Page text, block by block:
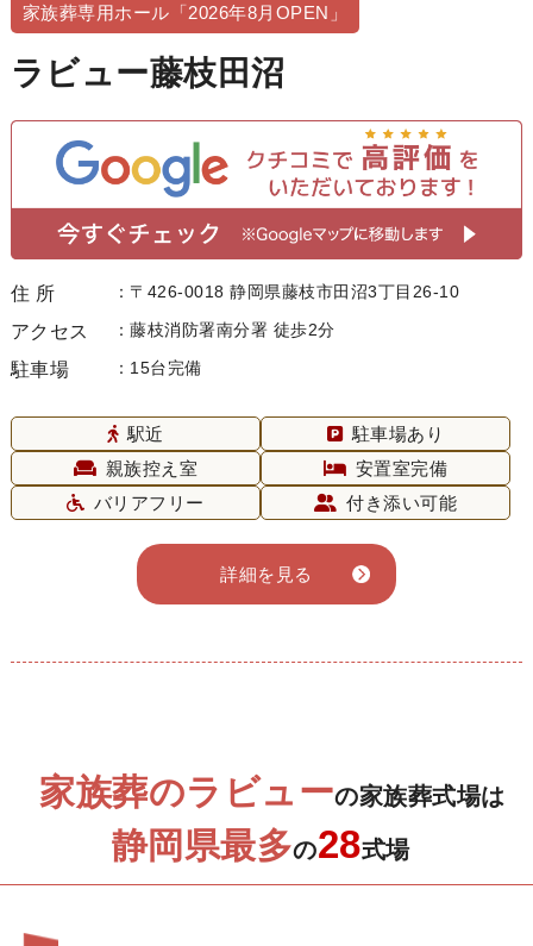
家族葬専用ホール「2026年8月OPEN」
ラビュー藤枝田沼
住 所 〒426-0018 静岡県藤枝市田沼3丁目26-10
アクセス 藤枝消防署南分署 徒歩2分
駐車場 15台完備
駅近
駐車場あり
親族控え室
安置室完備
バリアフリー
付き添い可能
詳細を見る
家族葬のラビューの家族葬式場は
静岡県最多の28式場